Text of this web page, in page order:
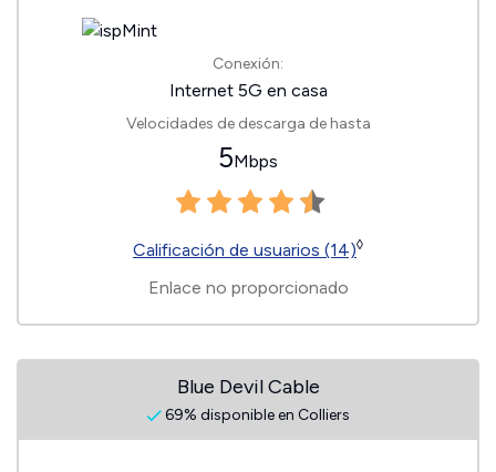
Conexión:
Internet 5G en casa
Velocidades de descarga de hasta
5Mbps
Calificación de usuarios (14)◊
Enlace no proporcionado
Blue Devil Cable
69% disponible en Colliers